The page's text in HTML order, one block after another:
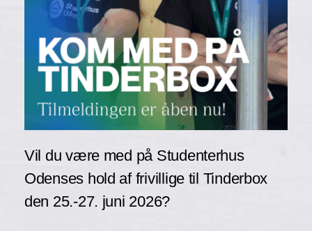
Vil du være med på Studenterhus
Odenses hold af frivillige til Tinderbox
den 25.-27. juni 2026?